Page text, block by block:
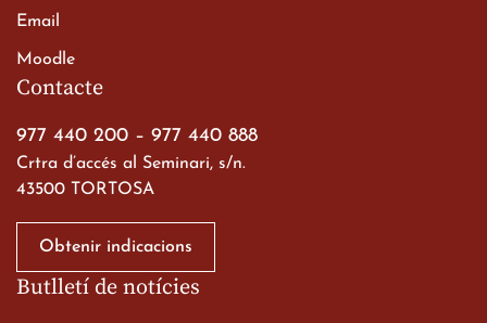
a les ciutats imperials
Contacte
977 440 200 – 977 440 888
Crtra d’accés al Seminari, s/n.
43500 TORTOSA
Obtenir indicacions
Email
Moodle
Butlletí de notícies